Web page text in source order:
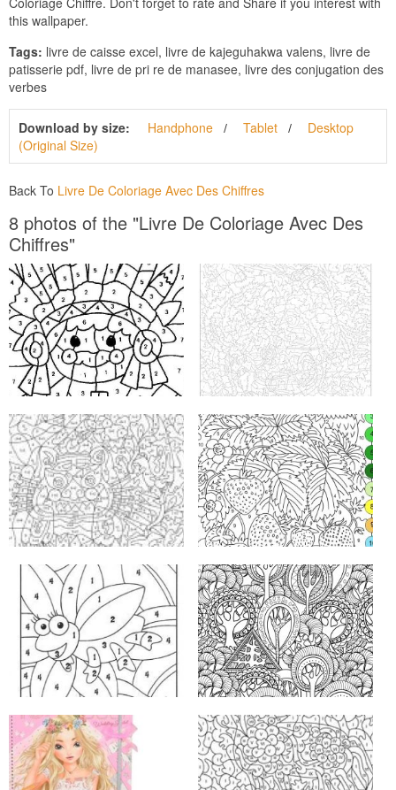
this wallpaper.
Tags: livre de caisse excel, livre de kajeguhakwa valens, livre de
patisserie pdf, livre de pri re de manasee, livre des conjugation des
verbes
Download by size: Handphone Tablet
Desktop
(Original Size)
Back To Livre De Coloriage Avec Des Chiffres
8 photos of the "Livre De Coloriage Avec Des
Chiffres"